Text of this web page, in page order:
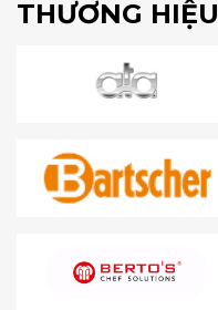
THƯƠNG HIỆU